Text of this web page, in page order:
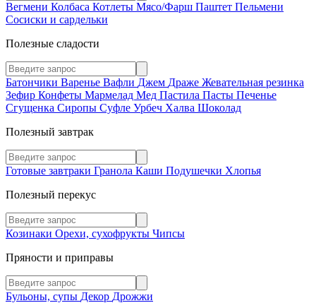
Вегмени Колбаса Котлеты Мясо/Фарш Паштет Пельмени
Сосиски и сардельки
Полезные сладости
Батончики Варенье Вафли Джем Драже Жевательная резинка
Зефир Конфеты Мармелад Мед Пастила Пасты Печенье
Сгущенка Сиропы Суфле Урбеч Халва Шоколад
Полезный завтрак
Готовые завтраки Гранола Каши Подушечки Хлопья
Полезный перекус
Козинаки Орехи, сухофрукты Чипсы
Пряности и приправы
Бульоны, супы Декор Дрожжи